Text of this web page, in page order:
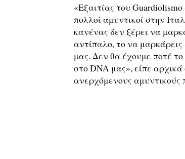
«Εξαιτίας του
πολλοί αμυντικοί στην
κανένας δεν ξέρει να
αντίπαλο, το να μαρκάρεις
μας. Δεν θα έχουμε ποτέ
στο DNA μας», είπε
ανερχόμενους αμυντικούς